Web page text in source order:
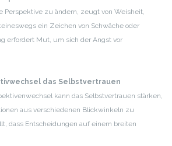
Perspektive zu ändern, zeugt von Weisheit,
ein Zeichen von Schwäche oder
erfordert Mut, um sich der Angst vor
das Selbstvertrauen
kann das Selbstvertrauen stärken,
aus verschiedenen Blickwinkeln zu
dass Entscheidungen auf einem breiten